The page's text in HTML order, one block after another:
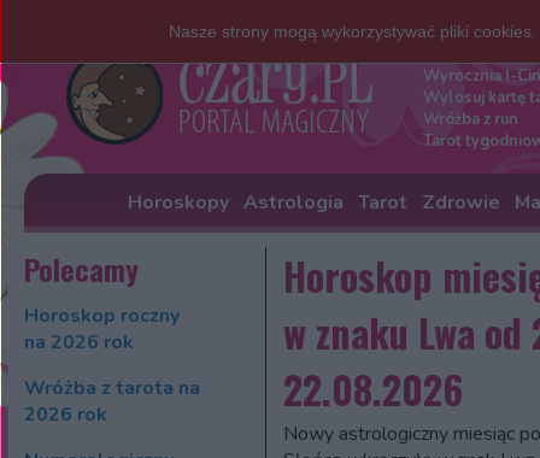
Darmowe
Wyrocznia I-
Wylosuj kartę
Wróżba z run
Tarot
Horoskopy Astrologia Tarot Zdrowie
Polecamy
Horoskop roczny
na 2026 rok
Wróżba z tarota na
2026 rok
Horoskop
w znaku Lwa
22.08.2026
Nowy astrologiczny miesiąc
Nasze strony mogą wykorzystywać pliki cookies.